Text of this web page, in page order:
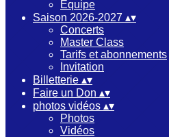
Equipe
Saison 2026-2027 ▴▾
Concerts
Master Class
Tarifs et abonnements
Invitation
Billetterie ▴▾
Faire un Don ▴▾
photos vidéos ▴▾
Photos
Vidéos